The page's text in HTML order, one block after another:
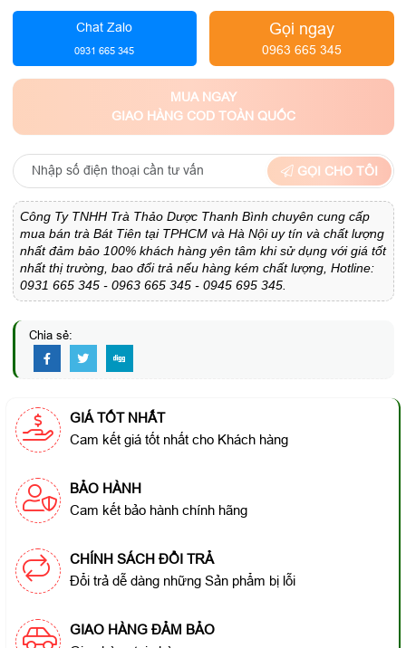
Chat Zalo
0931 665 345
Gọi ngay
0963 665 345
MUA NGAY
GIAO HÀNG COD TOÀN QUỐC
GỌI CHO TÔI
Công Ty TNHH Trà Thảo Dược Thanh Bình chuyên cung cấp
mua bán trà Bát Tiên tại TPHCM và Hà Nội uy tín và chất lượng
nhất đảm bảo 100% khách hàng yên tâm khi sử dụng với giá tốt
nhất thị trường, bao đổi trả nếu hàng kém chất lượng, Hotline:
0931 665 345 - 0963 665 345 - 0945 695 345.
Chia sẻ:
GIÁ TỐT NHẤT
Cam kết giá tốt nhất cho Khách hàng
BẢO HÀNH
Cam kết bảo hành chính hãng
CHÍNH SÁCH ĐỔI TRẢ
Đổi trả dễ dàng những Sản phẩm bị lỗi
GIAO HÀNG ĐẢM BẢO